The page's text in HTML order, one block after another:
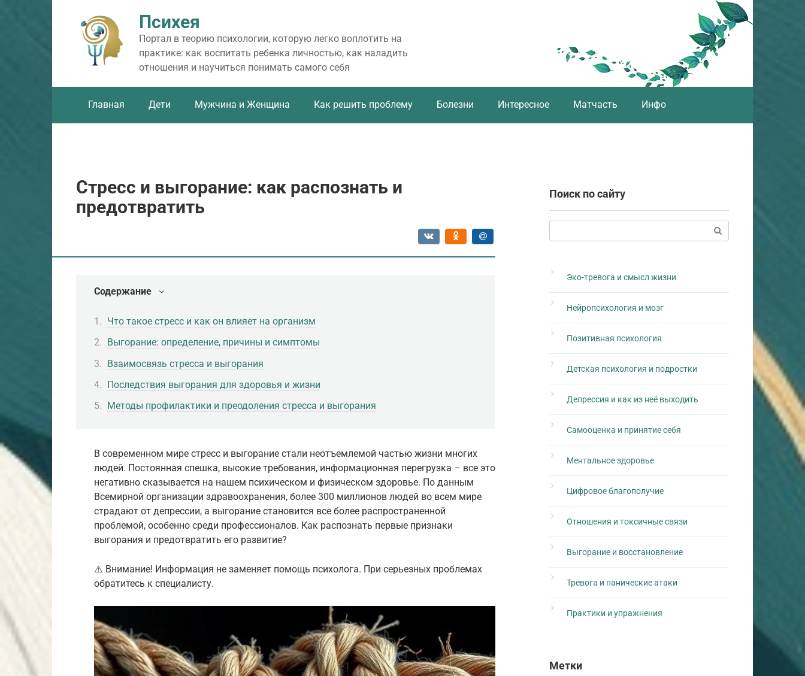
Психея
Портал в теорию психологии, которую легко воплотить на
практике: как воспитать ребенка личностью, как наладить
отношения и научиться понимать самого себя
Главная Дети Мужчина и Женщина Как решить проблему Болезни Интересное Матчасть Инфо
Стресс и выгорание: как распознать и
предотвратить
Содержание
Что такое стресс и как он влияет на организм
Выгорание: определение, причины и симптомы
Взаимосвязь стресса и выгорания
Последствия выгорания для здоровья и жизни
Методы профилактики и преодоления стресса и выгорания
В современном мире стресс и выгорание стали неотъемлемой частью жизни многих
людей. Постоянная спешка, высокие требования, информационная перегрузка – все это
негативно сказывается на нашем психическом и физическом здоровье. По данным
Всемирной организации здравоохранения, более 300 миллионов людей во всем мире
страдают от депрессии, а выгорание становится все более распространенной
проблемой, особенно среди профессионалов. Как распознать первые признаки
выгорания и предотвратить его развитие?
⚠️ Внимание! Информация не заменяет помощь психолога. При серьезных проблемах
обратитесь к специалисту.
Поиск по сайту
Эко-тревога и смысл жизни
Нейропсихология и мозг
Позитивная психология
Детская психология и подростки
Депрессия и как из неё выходить
Самооценка и принятие себя
Ментальное здоровье
Цифровое благополучие
Отношения и токсичные связи
Выгорание и восстановление
Тревога и панические атаки
Практики и упражнения
Метки